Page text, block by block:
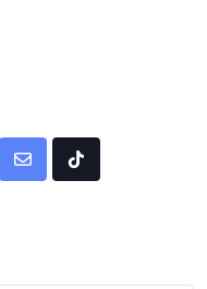
Share
Tiktok